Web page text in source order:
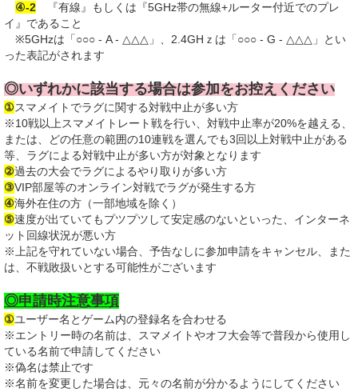
④-2 『有線』もしくは『5GHz帯の無線+ルーター付近でのプレ
イ』であること
※5GHzは「○○○ - A - △△△」、2.4GHｚは「○○○ - G - △△△」とい
った表記がされます
◎いずれかに該当する場合は参加をお控えください
①スマメイトでラグに関する対戦中止が多い方
※10戦以上スマメイトレート戦を行い、対戦中止率が20%を越える、
または、どの任意の範囲の10連戦を選んでも3回以上対戦中止がある
等、ラグによる対戦中止が多い方が対象となります
②過去の大会でラグによるやり取りが多い方
③VIP部屋等のオンライン対戦でラグが発生する方
④海外在住の方（一部地域を除く）
⑤速度が出ていてもプツプツして安定感のないといった、インターネ
ット回線状況が悪い方
※上記を守れていない場合、予告なしに参加申請をキャンセル、また
は、不戦敗扱いとする可能性がございます
◎申請時注意事項
①ユーザー名とゲーム内の登録名を合わせる
※エントリー時の名前は、スマメイトやオフ大会等で普段から使用し
ている名前で申請してください
※偽名は禁止です
※名前を変更した場合は、元々の名前が分かるようにしてください